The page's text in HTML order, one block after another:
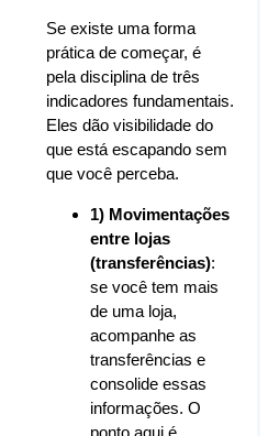
Se existe uma forma
prática de começar, é
pela disciplina de três
indicadores fundamentais.
Eles dão visibilidade do
que está escapando sem
que você perceba.
1) Movimentações
entre lojas
(transferências):
se você tem mais
de uma loja,
acompanhe as
transferências e
consolide essas
informações. O
ponto aqui é